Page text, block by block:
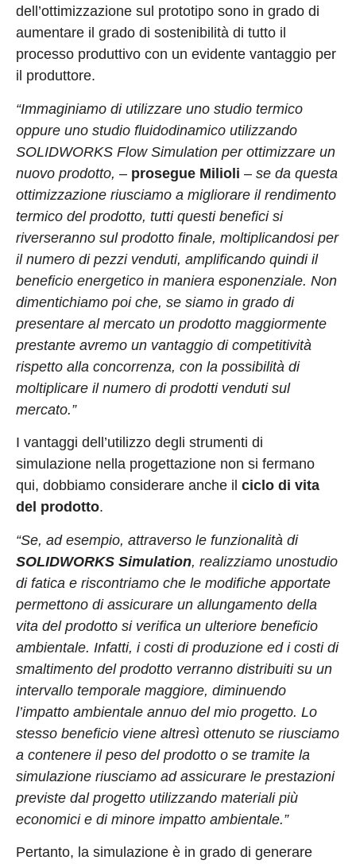
dell’ottimizzazione sul prototipo sono in grado di
aumentare il grado di sostenibilità di tutto il
processo produttivo con un evidente vantaggio per
il produttore.
“Immaginiamo di utilizzare uno studio termico
oppure uno studio fluidodinamico utilizzando
SOLIDWORKS Flow Simulation per ottimizzare un
nuovo prodotto, – prosegue Milioli – se da questa
ottimizzazione riusciamo a migliorare il rendimento
termico del prodotto, tutti questi benefici si
riverseranno sul prodotto finale, moltiplicandosi per
il numero di pezzi venduti, amplificando quindi il
beneficio energetico in maniera esponenziale. Non
dimentichiamo poi che, se siamo in grado di
presentare al mercato un prodotto maggiormente
prestante avremo un vantaggio di competitività
rispetto alla concorrenza, con la possibilità di
moltiplicare il numero di prodotti venduti sul
mercato.”
I vantaggi dell’utilizzo degli strumenti di
simulazione nella progettazione non si fermano
qui, dobbiamo considerare anche il ciclo di vita
del prodotto.
“Se, ad esempio, attraverso le funzionalità di
SOLIDWORKS Simulation, realizziamo unostudio
di fatica e riscontriamo che le modifiche apportate
permettono di assicurare un allungamento della
vita del prodotto si verifica un ulteriore beneficio
ambientale. Infatti, i costi di produzione ed i costi di
smaltimento del prodotto verranno distribuiti su un
intervallo temporale maggiore, diminuendo
l’impatto ambientale annuo del mio progetto. Lo
stesso beneficio viene altresì ottenuto se riusciamo
a contenere il peso del prodotto o se tramite la
simulazione riusciamo ad assicurare le prestazioni
previste dal progetto utilizzando materiali più
economici e di minore impatto ambientale.”
Pertanto, la simulazione è in grado di generare